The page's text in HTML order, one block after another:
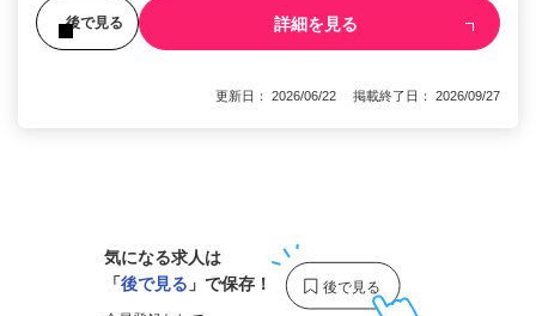
後で見る 詳細を見る
更新日： 2026/06/22 掲載終了日： 2026/09/27
気になる求人は
「後で見る 」で保存！